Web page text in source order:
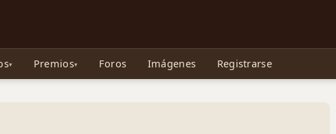
de Gollum, la Tolkienpedia y más
Premios Foros Imágenes Registrarse